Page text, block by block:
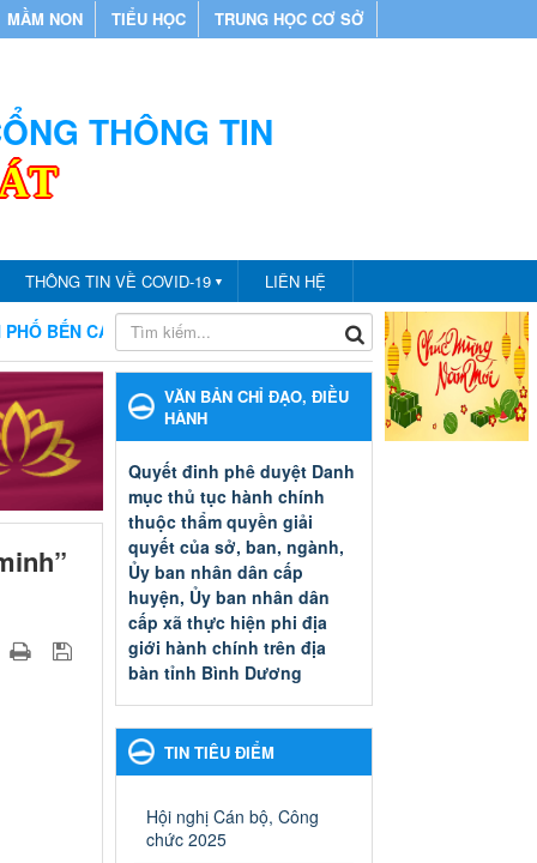
MẦM NON TIỂU HỌC TRUNG HỌC CƠ SỞ
THÔNG TIN
THÔNG TIN VỀ COVID-19 ▼ LIÊN HỆ
MỪNG BẠN ĐẾN VỚI CỔNG THÔNG TIN PHÒNG GIÁO DỤC
VĂN BẢN CHỈ ĐẠO, ĐIỀU
HÀNH
Quyết đinh phê duyệt Danh
mục thủ tục hành chính
thuộc thẩm quyền giải
quyết của sở, ban, ngành,
Ủy ban nhân dân cấp
huyện, Ủy ban nhân dân
cấp xã thực hiện phi địa
giới hành chính trên địa
bàn tỉnh Bình Dương
thẩm quyền giải quyết của sở,
ban, ngành, Ủy ban nhân dân
cấp xã thực hiện phi địa giới
hành chính trên địa bàn tỉnh
TIN TIÊU ĐIỂM
Hội nghị Cán bộ, Công
chức 2025